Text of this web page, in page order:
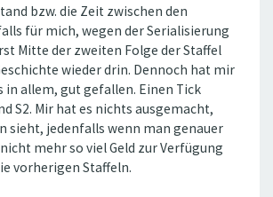
bzw. die Zeit zwischen den
für mich, wegen der Serialisierung
Mitte der zweiten Folge der Staffel
wieder drin. Dennoch hat mir
in allem, gut gefallen. Einen Tick
S2. Mir hat es nichts ausgemacht,
sieht, jedenfalls wenn man genauer
mehr so viel Geld zur Verfügung
vorherigen Staffeln.